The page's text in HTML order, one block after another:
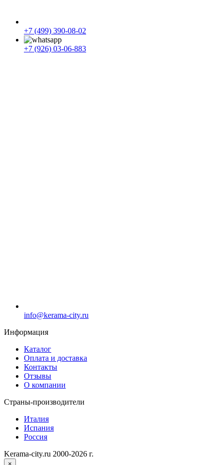
+7 (499) 390-08-02
+7 (926) 03-06-883
info@kerama-city.ru
Информация
Каталог
Оплата и доставка
Контакты
Отзывы
О компании
Страны-производители
Италия
Испания
Россия
Kerama-city.ru 2000-2026 г.